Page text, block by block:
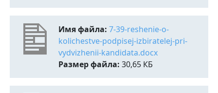
Имя файла: 7-39-reshenie-o-
kolichestve-podpisej-izbiratelej-pri-
vydvizhenii-kandidata.docx
Размер файла: 30,65 КБ